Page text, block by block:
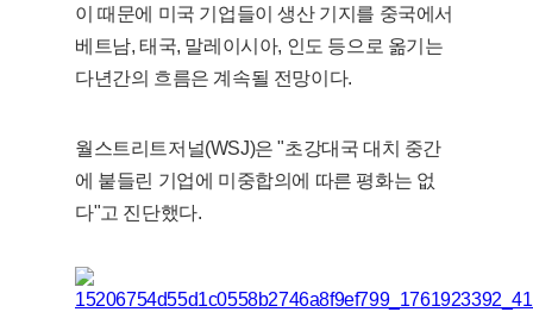
이 때문에 미국 기업들이 생산 기지를 중국에서
베트남, 태국, 말레이시아, 인도 등으로 옮기는
다년간의 흐름은 계속될 전망이다.
월스트리트저널(WSJ)은 "초강대국 대치 중간
에 붙들린 기업에 미중합의에 따른 평화는 없
다"고 진단했다.